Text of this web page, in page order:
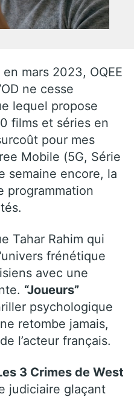
mars 2023, OQEE
ne cesse
lequel propose
films et séries en
pour mes
Mobile (5G, Série
semaine encore, la
programmation
Tahar Rahim qui
frénétique
avec une
“Joueurs”
psychologique
retombe jamais,
l’acteur français.
3 Crimes de West
judiciaire glaçant